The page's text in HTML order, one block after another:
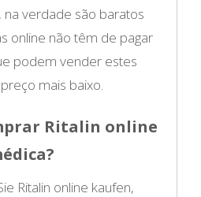
na verdade são baratos
online não têm de pagar
podem vender estes
mais baixo.
Ritalin online
Ritalin online kaufen,